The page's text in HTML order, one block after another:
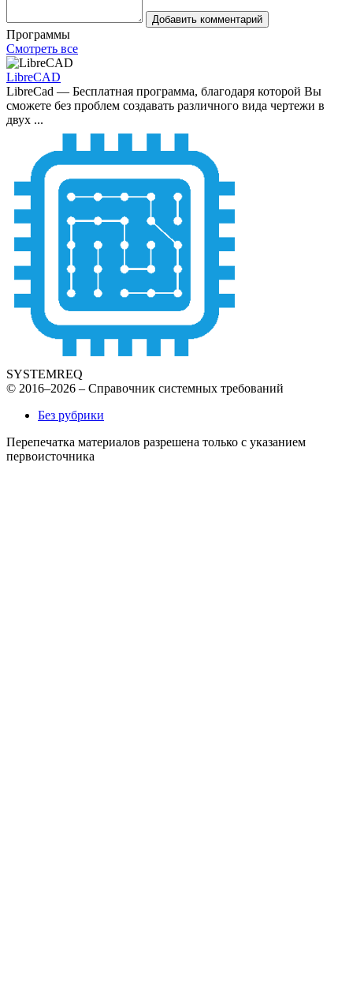
Добавить комментарий
Программы
Смотреть все
LibreCAD
LibreCad — Бесплатная программа, благодаря которой Вы
сможете без проблем создавать различного вида чертежи в
двух ...
SYSTEMREQ
© 2016–2026 – Справочник системных требований
Без рубрики
Перепечатка материалов разрешена только с указанием
первоисточника